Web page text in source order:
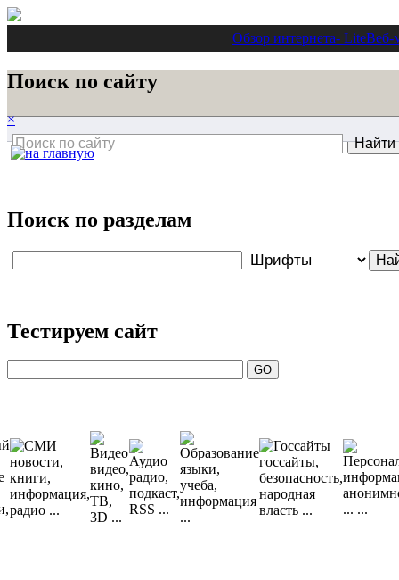
Обзор интернета- LiteВеб-
Поиск по сайту
×
Поиск по разделам
Тестируем сайт